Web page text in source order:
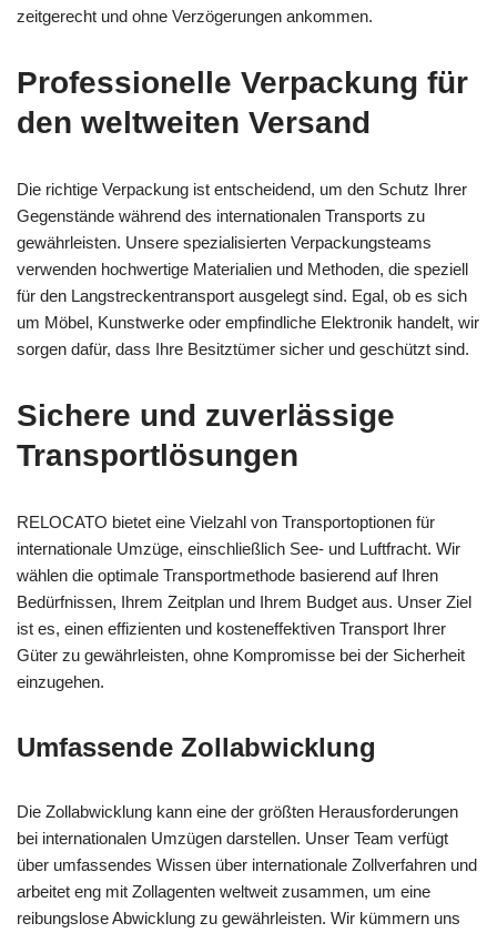
zeitgerecht und ohne Verzögerungen ankommen.
Professionelle Verpackung für
den weltweiten Versand
Die richtige Verpackung ist entscheidend, um den Schutz Ihrer
Gegenstände während des internationalen Transports zu
gewährleisten. Unsere spezialisierten Verpackungsteams
verwenden hochwertige Materialien und Methoden, die speziell
für den Langstreckentransport ausgelegt sind. Egal, ob es sich
um Möbel, Kunstwerke oder empfindliche Elektronik handelt, wir
sorgen dafür, dass Ihre Besitztümer sicher und geschützt sind.
Sichere und zuverlässige
Transportlösungen
RELOCATO bietet eine Vielzahl von Transportoptionen für
internationale Umzüge, einschließlich See- und Luftfracht. Wir
wählen die optimale Transportmethode basierend auf Ihren
Bedürfnissen, Ihrem Zeitplan und Ihrem Budget aus. Unser Ziel
ist es, einen effizienten und kosteneffektiven Transport Ihrer
Güter zu gewährleisten, ohne Kompromisse bei der Sicherheit
einzugehen.
Umfassende Zollabwicklung
Die Zollabwicklung kann eine der größten Herausforderungen
bei internationalen Umzügen darstellen. Unser Team verfügt
über umfassendes Wissen über internationale Zollverfahren und
arbeitet eng mit Zollagenten weltweit zusammen, um eine
reibungslose Abwicklung zu gewährleisten. Wir kümmern uns